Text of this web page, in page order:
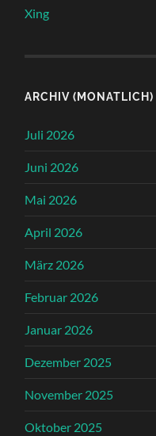
Xing
ARCHIV (MONATLICH)
Juli 2026
Juni 2026
Mai 2026
April 2026
März 2026
Februar 2026
Januar 2026
Dezember 2025
November 2025
Oktober 2025